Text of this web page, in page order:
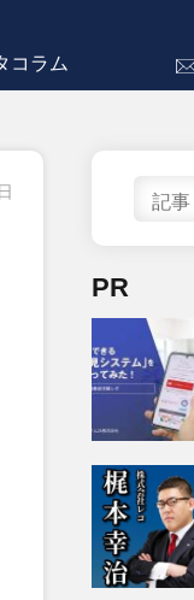
コラム
PR